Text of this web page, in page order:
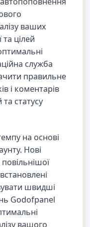
ваших
цілей
служба
правильне
і коментарів
статусу
на основі
Нові
швидші
Godofpanel
вашого